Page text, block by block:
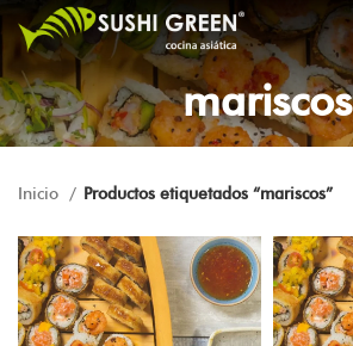
mariscos
Inicio Productos etiquetados “mariscos”